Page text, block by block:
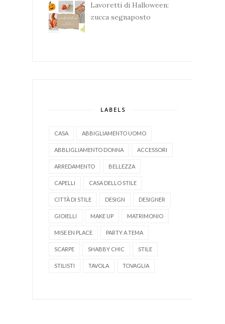
Lavoretti di Halloween:
zucca segnaposto
LABELS
CASA ABBIGLIAMENTO UOMO
ABBLIGLIAMENTO DONNA ACCESSORI
ARREDAMENTO BELLEZZA
CAPELLI CASA DELLO STILE
CITTÀ DI STILE DESIGN DESIGNER
GIOIELLI MAKE UP MATRIMONIO
MISE EN PLACE PARTY A TEMA
SCARPE SHABBY CHIC STILE
STILISTI TAVOLA TOVAGLIA